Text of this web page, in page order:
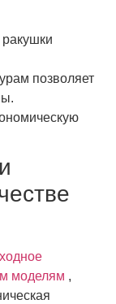
позволяет
моделям ,